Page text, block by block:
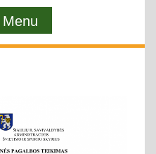
Menu